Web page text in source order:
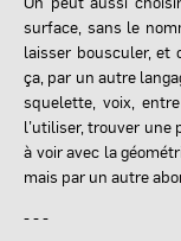
surface, sans le
laisser bousculer, et
ça, par un autre
squelette, voix,
l’utiliser, trouver une
à voir avec la
mais par un autre
- - -